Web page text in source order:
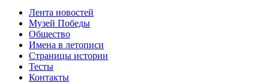
Лента новостей
Музей Победы
Общество
Имена в летописи
Страницы истории
Тесты
Контакты